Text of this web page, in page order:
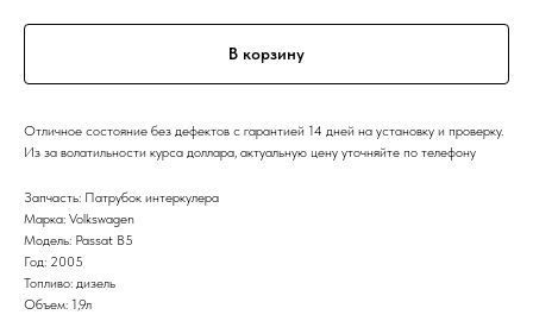
В корзину
Отличное состояние без дефектов с гарантией 14 дней на установку и проверку.
Из за волатильности курса доллара, актуальную цену уточняйте по телефону
Запчасть: Патрубок интеркулера
Марка: Volkswagen
Модель: Passat B5
Год: 2005
Топливо: дизель
Объем: 1,9л